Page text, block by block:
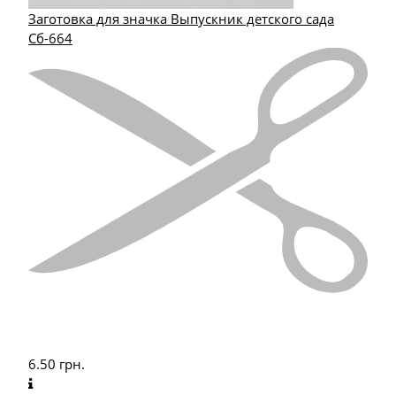
Заготовка для значка Выпускник детского сада
Сб-664
6.50 грн.